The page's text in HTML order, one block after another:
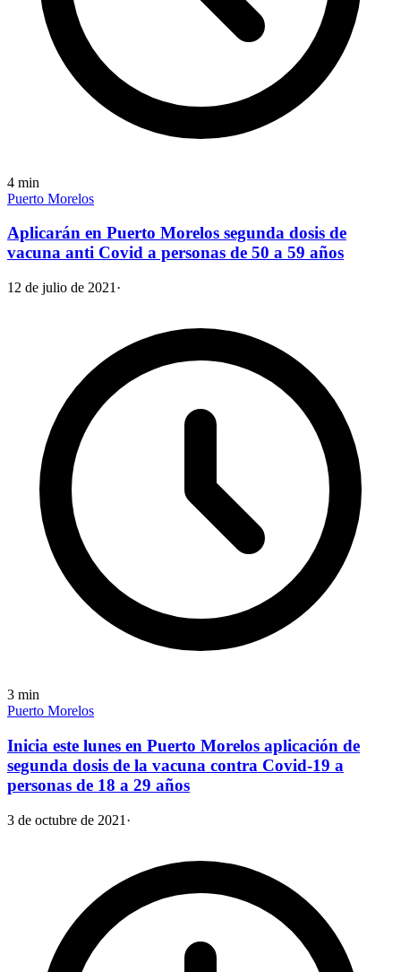
4 min
Puerto Morelos
Aplicarán en Puerto Morelos segunda dosis de
vacuna anti Covid a personas de 50 a 59 años
12 de julio de 2021 ·
3 min
Puerto Morelos
Inicia este lunes en Puerto Morelos aplicación de
segunda dosis de la vacuna contra Covid-19 a
personas de 18 a 29 años
3 de octubre de 2021 ·